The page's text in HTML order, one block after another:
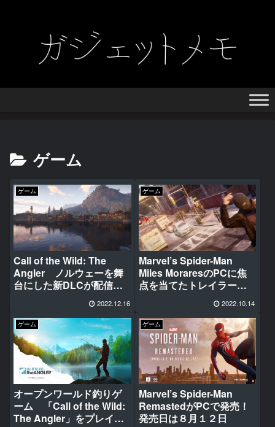
ゲーム
ゲーム
Call of the Wild: The
Angler ノルウェーを舞
台にした新DLCが配信開
2022.12.16
ゲーム
Marvel’s Spider-Man
Miles MoraresのPCに焦
点を当てたトレイラーが
公開、発売日は１１月１
2022.10.14
ゲーム
オープンワールド釣りゲ
ーム 「Call of the Wild:
The Angler」をプレイレ
ゲーム
Marvel’s Spider-Man
RemastedがPCで発売！
発売日は８月１２日